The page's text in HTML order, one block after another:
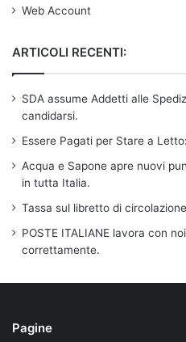
Web Account
ARTICOLI RECENTI:
SDA assume Addetti alle
candidarsi.
Essere Pagati per Stare a
Acqua e Sapone apre nuovi
in tutta Italia.
Tassa sul libretto di
POSTE ITALIANE lavora con
correttamente.
Pagine